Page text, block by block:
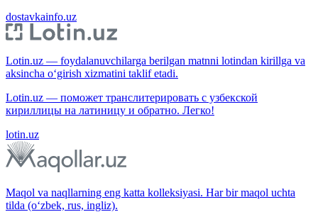
dostavkainfo.uz
Lotin.uz — foydalanuvchilarga berilgan matnni lotindan kirillga va
aksincha o‘girish xizmatini taklif etadi.
Lotin.uz — поможет транслитерировать с узбекской
кириллицы на латиницу и обратно. Легко!
lotin.uz
Maqol va naqllarning eng katta kolleksiyasi. Har bir maqol uchta
tilda (o‘zbek, rus, ingliz).